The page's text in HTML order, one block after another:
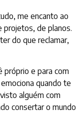
me encanto ao
projetos, de planos.
do que reclamar,
próprio e para com
quando te
alguém com
consertar o mundo